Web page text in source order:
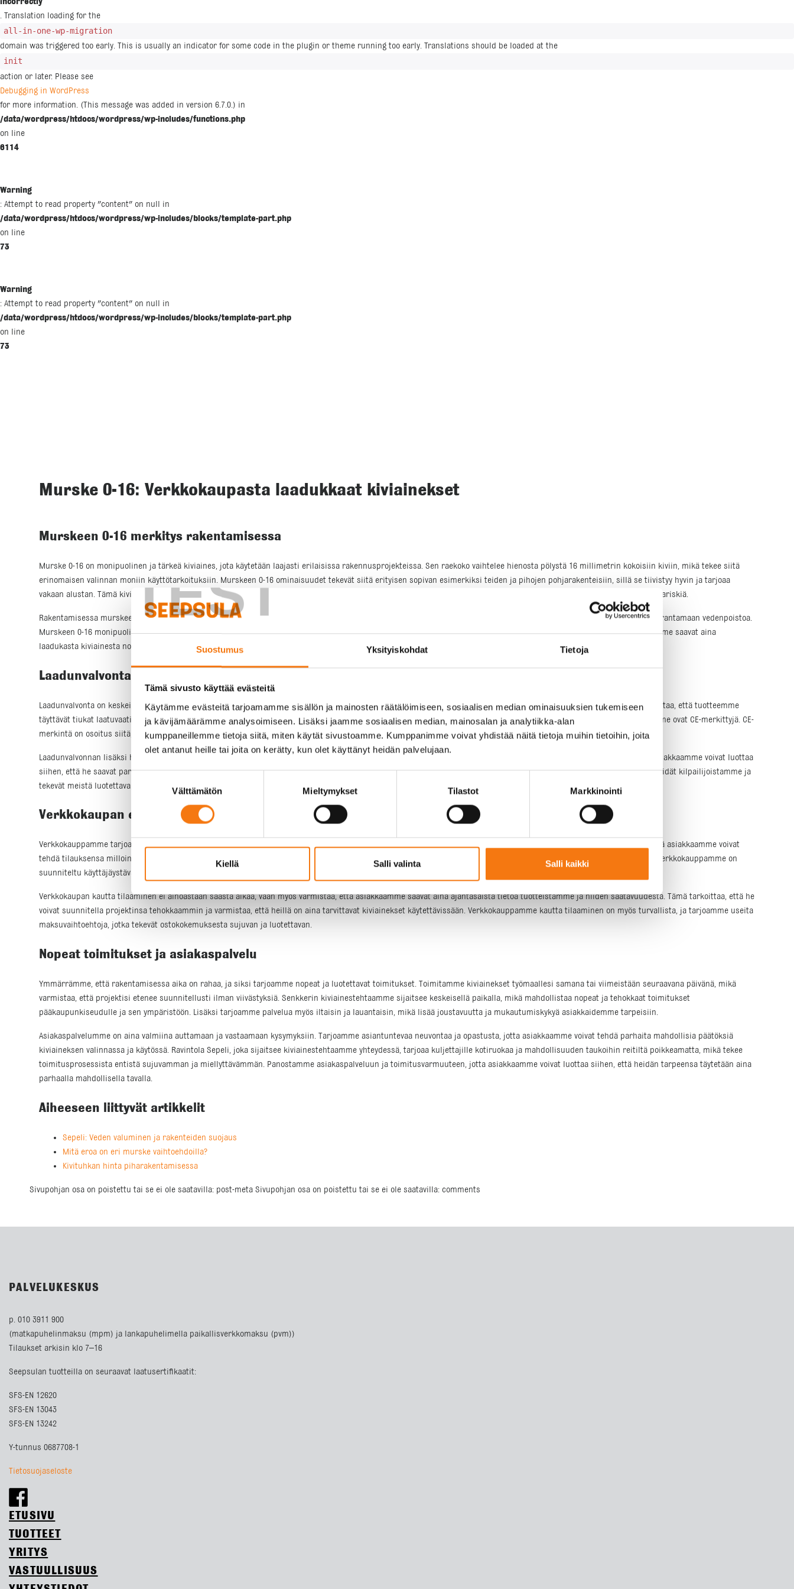
TEST
Suostumus Yksityiskohdat Tietoja
Tämä sivusto käyttää evästeitä
Käytämme evästeitä tarjoamamme sisällön ja mainosten räätälöimiseen, sosiaalisen median ominaisuuksien tukemiseen
ja kävijämäärämme analysoimiseen. Lisäksi jaamme sosiaalisen median, mainosalan ja analytiikka-alan
kumppaneillemme tietoja siitä, miten käytät sivustoamme. Kumppanimme voivat yhdistää näitä tietoja muihin tietoihin, joita
olet antanut heille tai joita on kerätty, kun olet käyttänyt heidän palvelujaan.
Välttämätön Mieltymykset Tilastot Markkinointi
Kiellä Salli valinta Salli kaikki
. Translation loading for the
all-in-one-wp-migration
domain was triggered too early. This is usually an indicator for some code in the plugin or theme running too early. Translations should be loaded at the
init
action or later. Please see
Debugging in WordPress
for more information. (This message was added in version 6.7.0.) in
/data/wordpress/htdocs/wordpress/wp-includes/functions.php
on line
6114
Warning
: Attempt to read property "content" on null in
/data/wordpress/htdocs/wordpress/wp-includes/blocks/template-part.php
on line
73
Warning
: Attempt to read property "content" on null in
/data/wordpress/htdocs/wordpress/wp-includes/blocks/template-part.php
on line
73
Murske 0-16: Verkkokaupasta laadukkaat kiviainekset
Murskeen 0-16 merkitys rakentamisessa
Murske 0-16 on monipuolinen ja tärkeä kiviaines, jota käytetään laajasti erilaisissa rakennusprojekteissa. Sen raekoko vaihtelee hienosta pölystä 16 millimetrin kokoisiin kiviin, mikä tekee siitä
erinomaisen valinnan moniin käyttötarkoituksiin. Murskeen 0-16 ominaisuudet tekevät siitä erityisen sopivan esimerkiksi teiden ja pihojen pohjarakenteisiin, sillä se tiivistyy hyvin ja tarjoaa
vakaan alustan. Tämä kiviaines on myös suosittu valinta talojen perustusten ja muiden rakenteiden pohjatöihin, koska se jakaa kuormitusta tasaisesti ja vähentää painumariskiä.
Rakentamisessa murskeen 0-16 käyttö ei rajoitu pelkästään pohjarakenteisiin. Sitä voidaan käyttää myös täyttömateriaalina, jolloin se auttaa tasoittamaan maaperää ja parantamaan vedenpoistoa.
Murskeen 0-16 monipuolisuus ja kestävyys tekevät siitä korvaamattoman osan monia rakennusprojekteja, ja sen saatavuus verkkokaupastamme varmistaa, että asiakkaamme saavat aina
laadukasta kiviainesta nopeasti ja luotettavasti.
Laadunvalvonta ja CE-merkintä
Laadunvalvonta on keskeinen osa murskeen 0-16 tuotantoprosessia. Meillä Seepsula Oy:ssa on oma laboratorio, jossa valvomme päivittäin kiviaineksen laatua. Tämä varmistaa, että tuotteemme
täyttävät tiukat laatuvaatimukset ja ovat aina tasalaatuisia. Lisäksi käytämme kolmannen osapuolen laadunvalvontaa, mikä lisää luotettavuutta ja varmistaa, että tuotteemme ovat CE-merkittyjä. CE-
merkintä on osoitus siitä, että tuotteemme täyttävät EU:n turvallisuus-, terveys- ja ympäristövaatimukset.
Laadunvalvonnan lisäksi hyödynnämme uusinta teknologiaa ja huippuammattilaisia varmistaaksemme, että murskeemme on aina korkealaatuista. Tämä tarkoittaa, että asiakkaamme voivat luottaa
siihen, että he saavat parasta mahdollista kiviainesta, joka täyttää heidän projektinsa vaatimukset. Laadunvalvonta ja CE-merkintä ovat tärkeitä tekijöitä, jotka erottavat meidät kilpailijoistamme ja
tekevät meistä luotettavan kumppanin kaikissa rakennusprojekteissa.
Verkkokaupan edut ja helppous
Verkkokauppamme tarjoaa asiakkaillemme helpon ja kätevän tavan tilata mursketta 0-16 ja muita kiviaineksia. Verkkokaupan kautta tilaaminen säästää aikaa ja vaivaa, sillä asiakkaamme voivat
tehdä tilauksensa milloin tahansa ja mistä tahansa. Tämä on erityisen hyödyllistä kiireisille rakennusalan ammattilaisille, jotka arvostavat nopeaa ja vaivatonta palvelua. Verkkokauppamme on
suunniteltu käyttäjäystävälliseksi, ja sen kautta tilaaminen on yksinkertaista ja suoraviivaista.
Verkkokaupan kautta tilaaminen ei ainoastaan säästä aikaa, vaan myös varmistaa, että asiakkaamme saavat aina ajantasaista tietoa tuotteistamme ja niiden saatavuudesta. Tämä tarkoittaa, että he
voivat suunnitella projektinsa tehokkaammin ja varmistaa, että heillä on aina tarvittavat kiviainekset käytettävissään. Verkkokauppamme kautta tilaaminen on myös turvallista, ja tarjoamme useita
maksuvaihtoehtoja, jotka tekevät ostokokemuksesta sujuvan ja luotettavan.
Nopeat toimitukset ja asiakaspalvelu
Ymmärrämme, että rakentamisessa aika on rahaa, ja siksi tarjoamme nopeat ja luotettavat toimitukset. Toimitamme kiviainekset työmaallesi samana tai viimeistään seuraavana päivänä, mikä
varmistaa, että projektisi etenee suunnitellusti ilman viivästyksiä. Senkkerin kiviainestehtaamme sijaitsee keskeisellä paikalla, mikä mahdollistaa nopeat ja tehokkaat toimitukset
pääkaupunkiseudulle ja sen ympäristöön. Lisäksi tarjoamme palvelua myös iltaisin ja lauantaisin, mikä lisää joustavuutta ja mukautumiskykyä asiakkaidemme tarpeisiin.
Asiakaspalvelumme on aina valmiina auttamaan ja vastaamaan kysymyksiin. Tarjoamme asiantuntevaa neuvontaa ja opastusta, jotta asiakkaamme voivat tehdä parhaita mahdollisia päätöksiä
kiviaineksen valinnassa ja käytössä. Ravintola Sepeli, joka sijaitsee kiviainestehtaamme yhteydessä, tarjoaa kuljettajille kotiruokaa ja mahdollisuuden taukoihin reitiltä poikkeamatta, mikä tekee
toimitusprosessista entistä sujuvamman ja miellyttävämmän. Panostamme asiakaspalveluun ja toimitusvarmuuteen, jotta asiakkaamme voivat luottaa siihen, että heidän tarpeensa täytetään aina
parhaalla mahdollisella tavalla.
Aiheeseen liittyvät artikkelit
Sepeli: Veden valuminen ja rakenteiden suojaus
Mitä eroa on eri murske vaihtoehdoilla?
Kivituhkan hinta piharakentamisessa
Sivupohjan osa on poistettu tai se ei ole saatavilla: post-meta Sivupohjan osa on poistettu tai se ei ole saatavilla: comments
PALVELUKESKUS
p. 010 3911 900
(matkapuhelinmaksu (mpm) ja lankapuhelimella paikallisverkkomaksu (pvm))
Tilaukset arkisin klo 7–16
Seepsulan tuotteilla on seuraavat laatusertifikaatit:
SFS-EN 12620
SFS-EN 13043
SFS-EN 13242
Y-tunnus 0687708-1
Tietosuojaseloste
ETUSIVU
TUOTTEET
YRITYS
VASTUULLISUUS